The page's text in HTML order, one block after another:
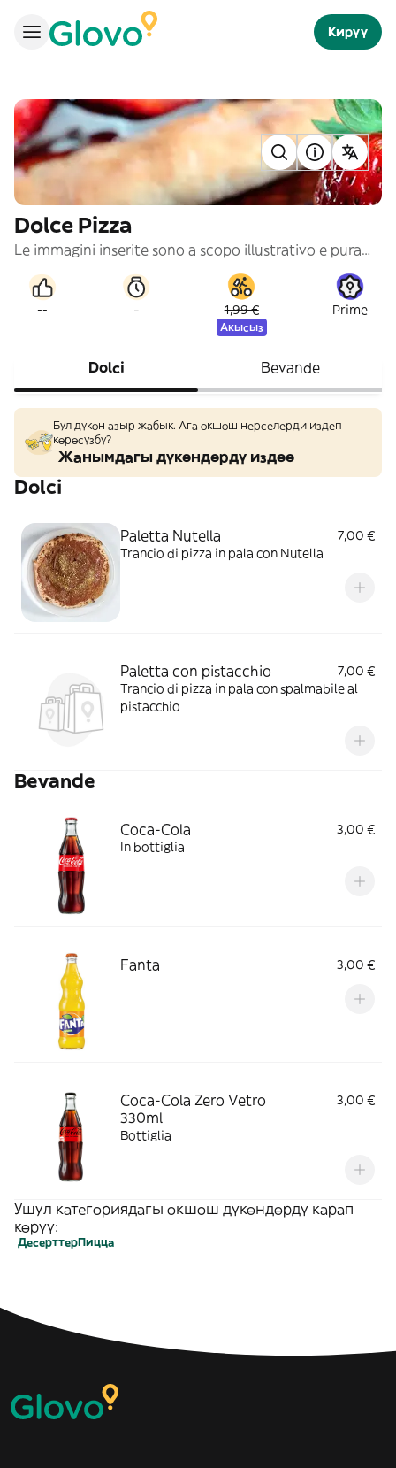
Кирүү
Dolce Pizza
Le immagini inserite sono a scopo illustrativo e puramente indicativo
-- - 1,99 €
Акысыз
Prime
Dolci Bevande
Бул дүкөн азыр жабык. Ага окшош нерселерди издеп
көрөсүзбү?
Жанымдагы дүкөндөрдү издөө
Dolci
Paletta Nutella
7,00 €
Trancio di pizza in pala con Nutella
Paletta con pistacchio
7,00 €
Trancio di pizza in pala con spalmabile al
pistacchio
Bevande
Coca-Cola
3,00 €
In bottiglia
Fanta 3,00 €
Coca-Cola Zero Vetro
330ml
3,00 €
Bottiglia
Ушул категориядагы окшош дүкөндөрдү карап
көрүү:
ДесерттерПицца